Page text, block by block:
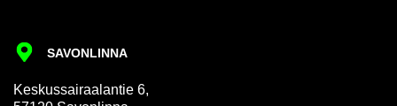
SA­VON­LIN­NA
Kes­kus­sai­raa­lan­tie 6,